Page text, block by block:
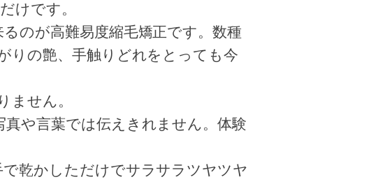
けです。
るのが高難易度縮毛矯正です。数種
りの艶、手触りどれをとって も今
りません。
真や言葉では伝えきれません。体験
で乾かしただけでサラサラツヤツヤ